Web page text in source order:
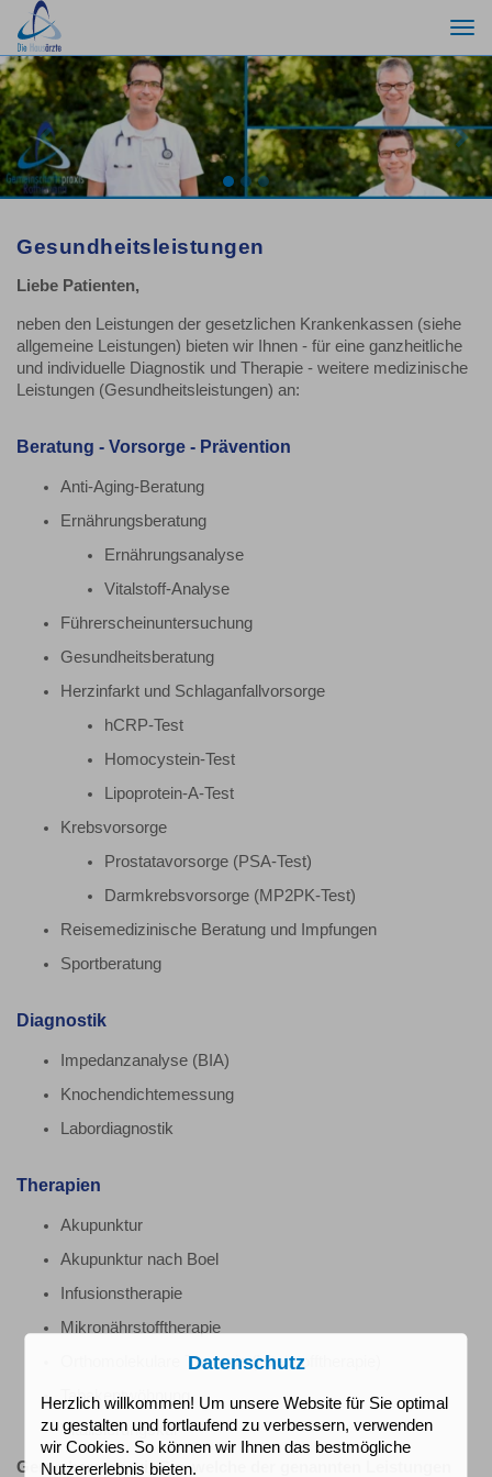
Previous
Gesundheitsleistungen
Liebe Patienten,
neben den Leistungen der gesetzlichen Krankenkassen (siehe
allgemeine Leistungen) bieten wir Ihnen - für eine ganzheitliche
und individuelle Diagnostik und Therapie - weitere medizinische
Leistungen (Gesundheitsleistungen) an:
Beratung - Vorsorge - Prävention
Anti-Aging-Beratung
Ernährungsberatung
Ernährungsanalyse
Vitalstoff-Analyse
Führerscheinuntersuchung
Gesundheitsberatung
Herzinfarkt und Schlaganfallvorsorge
hCRP-Test
Homocystein-Test
Lipoprotein-A-Test
Krebsvorsorge
Prostatavorsorge (PSA-Test)
Darmkrebsvorsorge (MP2PK-Test)
Reisemedizinische Beratung und Impfungen
Sportberatung
Diagnostik
Impedanzanalyse (BIA)
Knochendichtemessung
Labordiagnostik
Therapien
Akupunktur
Akupunktur nach Boel
Infusionstherapie
Mikronährstofftherapie
Orthomolekulare Therapie (Vitalstofftherapie)
Tabakentwöhnung
Vitalisierungskur
Gerne beraten wir Sie, welche der genannten Leistungen
Datenschutz
Herzlich willkommen! Um unsere Website für Sie optimal
zu gestalten und fortlaufend zu verbessern, verwenden
wir Cookies. So können wir Ihnen das bestmögliche
Nutzererlebnis bieten.